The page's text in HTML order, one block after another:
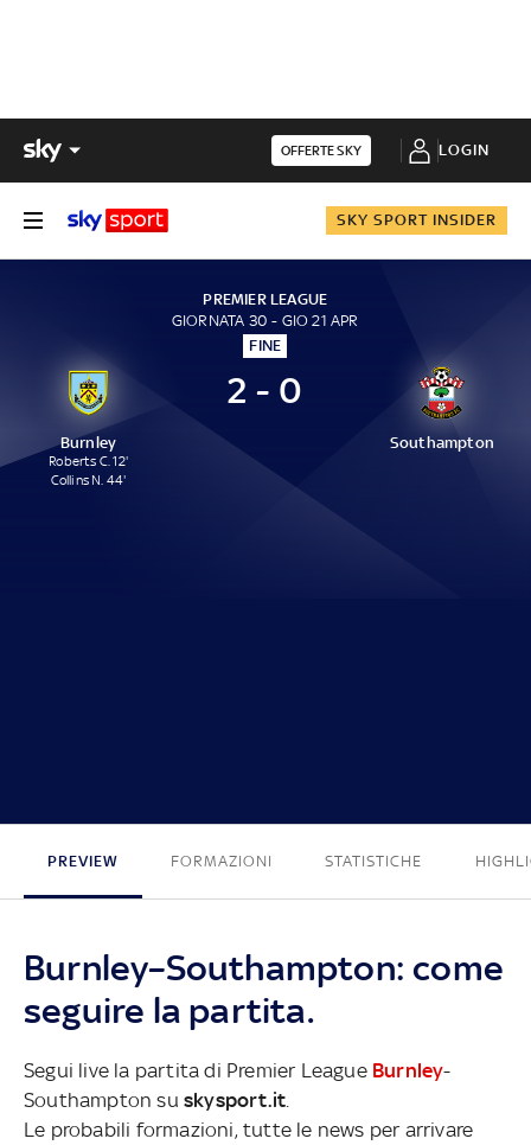
OFFERTE SKY LOGIN
SKY SPORT INSIDER
PREMIER LEAGUE
GIORNATA 30 - GIO 21 APR
FINE
Burnley
Roberts C. 12'
Collins N. 44'
2 - 0
Southampton
PREVIEW FORMAZIONI STATISTICHE
Burnley–Southampton: come
seguire la partita.
Segui live la partita di Premier League Burnley-
Southampton su skysport.it
Le probabili formazioni, tutte le news per arrivare